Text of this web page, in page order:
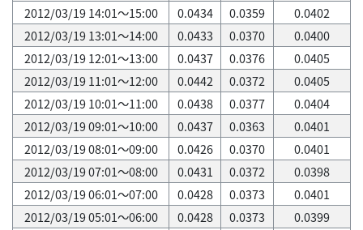
2012/03/19 14:01～15:00
0.0434 0.0359
0.0402
2012/03/19 13:01～14:00
0.0433 0.0370
0.0400
2012/03/19 12:01～13:00
0.0437 0.0376
0.0405
2012/03/19 11:01～12:00
0.0442 0.0372
0.0405
2012/03/19 10:01～11:00
0.0438 0.0377
0.0404
2012/03/19 09:01～10:00
0.0437 0.0363
0.0401
2012/03/19 08:01～09:00
0.0426 0.0370
0.0401
2012/03/19 07:01～08:00
0.0431 0.0372
0.0398
2012/03/19 06:01～07:00
0.0428 0.0373
0.0401
2012/03/19 05:01～06:00
0.0428 0.0373
0.0399